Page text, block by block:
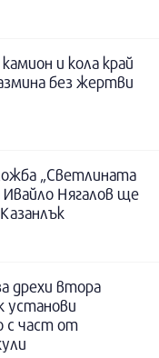
и кола край
без жертви
„Светлината
Нягалов ще
дрехи втора
установи
с част от